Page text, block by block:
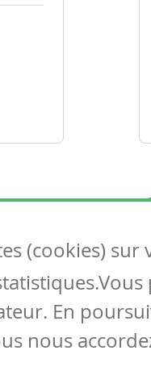
(cookies)
En
nous